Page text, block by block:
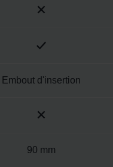
Embout d'insertion
90 mm